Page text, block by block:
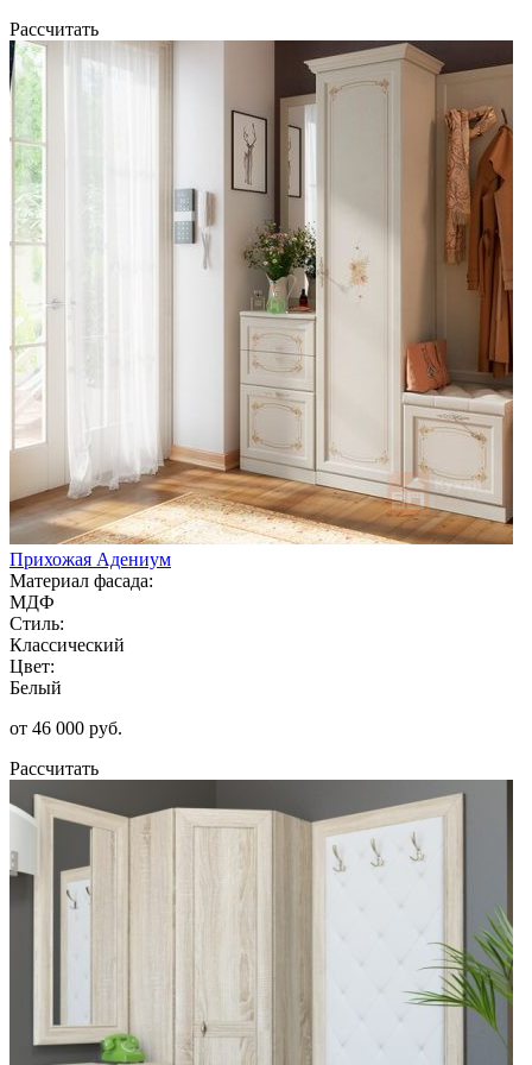
Рассчитать
Прихожая Адениум
Материал фасада:
МДФ
Стиль:
Классический
Цвет:
Белый
от 46 000 руб.
Рассчитать